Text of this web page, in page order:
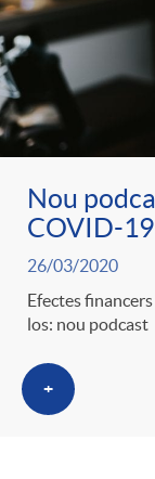
Nou
COVID-19
26/03/2020
Efectes
los: nou podcast
+